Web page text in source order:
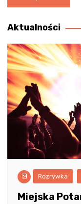
wpisu
Aktualności
Rozrywka
Miejska